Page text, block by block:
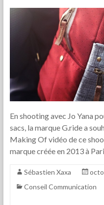
En shooting avec Jo Yana
sacs, la marque G.ride a
Making Of vidéo de ce
marque créée en 2013 à
Sébastien Xaxa
Conseil Communication